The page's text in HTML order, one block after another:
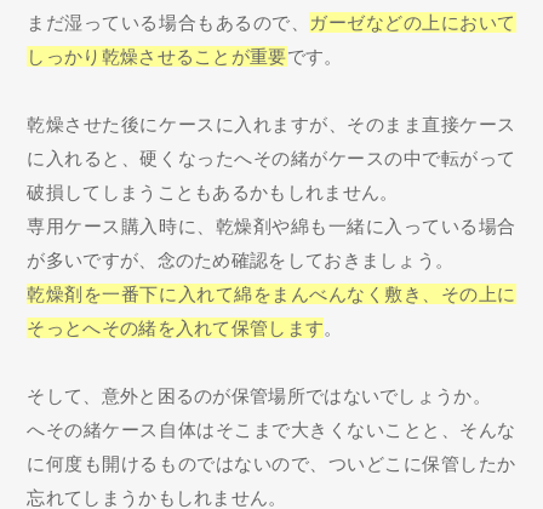
まだ湿っている場合もあるので、
ガーゼなどの上において
しっかり乾燥させることが重要です。
乾燥させた後にケースに入れますが、そのまま直接ケース
に入れると、硬くなったへその緒がケースの中で転がって
破損してしまうこともあるかもしれません。
専用ケース購入時に、乾燥剤や綿も一緒に入っている場合
が多いですが、念のため確認をしておきましょう。
乾燥剤を一番下に入れて綿をまんべんなく敷き、その上に
そっとへその緒を入れて保管します。
そして、意外と困るのが保管場所ではないでしょうか。
へその緒ケース自体はそこまで大きくないことと、そんな
に何度も開けるものではないので、ついどこに保管したか
忘れてしまうかもしれません。